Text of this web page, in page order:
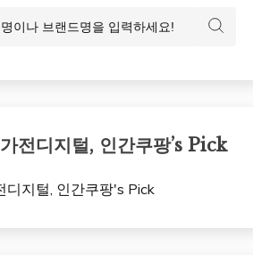
가전디지털, 인간쿠팡’s Pick